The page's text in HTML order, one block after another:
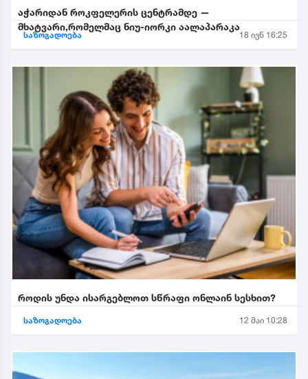
აჭარიდან როკფელერის ცენტრამდე —
მხატვარი,რომელმაც ნიუ-იორკი აალაპარაკა
საზოგადოება 18 ივნ 16:25
როდის უნდა ისარგებლოთ სწრაფი ონლაინ სესხით?
საზოგადოება 12 მაი 10:28